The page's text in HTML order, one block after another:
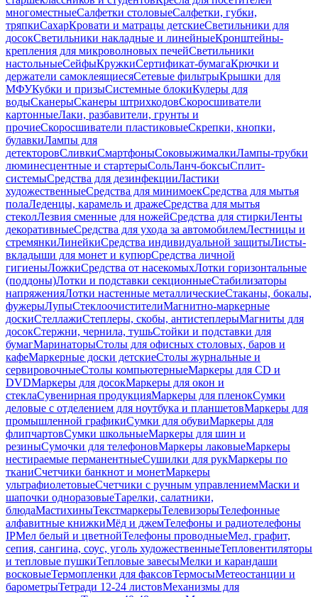
многоместныеСалфетки столовыеСалфетки, губки,
тряпкиСахарКровати и матрацы детскиеСветильники для
досокСветильники накладные и линейныеКронштейны-
крепления для микроволновых печейСветильники
настольныеСейфыКружкиСертификат-бумагаКрючки и
держатели самоклеящиесяСетевые фильтрыКрышки для
МФУКубки и призыСистемные блокиКулеры для
водыСканерыСканеры штрихкодовСкоросшиватели
картонныеЛаки, разбавители, грунты и
прочиеСкоросшиватели пластиковыеСкрепки, кнопки,
булавкиЛампы для
детекторовСливкиСмартфоныСоковыжималкиЛампы-трубки
люминесцентные и стартерыСольЛанч-боксыСплит-
системыСредства для дезинфекцииЛастики
художественныеСредства для минимоекСредства для мытья
полаЛеденцы, карамель и дражеСредства для мытья
стеколЛезвия сменные для ножейСредства для стиркиЛенты
декоративныеСредства для ухода за автомобилемЛестницы и
стремянкиЛинейкиСредства индивидуальной защитыЛисты-
вкладыши для монет и купюрСредства личной
гигиеныЛожкиСредства от насекомыхЛотки горизонтальные
(поддоны)Лотки и подставки секционныеСтабилизаторы
напряженияЛотки настенные металлическиеСтаканы, бокалы,
фужерыЛупыСтеклоочистителиМагнитно-маркерные
доскиСтеллажиСтеплеры, скобы, антистеплерыМагниты для
досокСтержни, чернила, тушьСтойки и подставки для
бумагМаринаторыСтолы для офисных столовых, баров и
кафеМаркерные доски детскиеСтолы журнальные и
сервировочныеСтолы компьютерныеМаркеры для CD и
DVDМаркеры для досокМаркеры для окон и
стеклаСувенирная продукцияМаркеры для пленокСумки
деловые с отделением для ноутбука и планшетовМаркеры для
промышленной графикиСумки для обувиМаркеры для
флипчартовСумки школьныеМаркеры для шин и
резиныСумочки для телефоновМаркеры лаковыеМаркеры
нестираемые перманентныеСушилки для рукМаркеры по
тканиСчетчики банкнот и монетМаркеры
ультрафиолетовыеСчетчики с ручным управлениемМаски и
шапочки одноразовыеТарелки, салатники,
блюдаМастихиныТекстмаркерыТелевизорыТелефонные
алфавитные книжкиМёд и джемТелефоны и радиотелефоны
IPМел белый и цветнойТелефоны проводныеМел, графит,
сепия, сангина, соус, уголь художественныеТепловентиляторы
и тепловые пушкиТепловые завесыМелки и карандаши
восковыеТермопленки для факсовТермосыМетеостанции и
барометрыТетради 12-24 листовМеханизмы для